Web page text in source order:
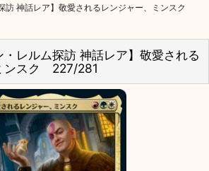
訪 神話レア】敬愛されるレンジャー、ミンスク
・レルム探訪 神話レア】敬愛される
ンスク 227/281